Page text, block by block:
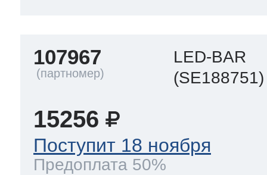
107967
LED-BAR
(SE188751)
15256
Поступит 18 ноября
Предоплата 50%